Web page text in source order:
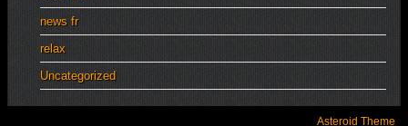
news fr
relax
Uncategorized
Asteroid Theme